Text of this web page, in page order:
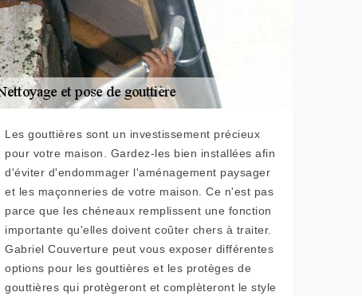
Les gouttières sont un investissement précieux
pour votre maison. Gardez-les bien installées afin
d'éviter d'endommager l'aménagement paysager
et les maçonneries de votre maison. Ce n'est pas
parce que les chéneaux remplissent une fonction
importante qu'elles doivent coûter chers à traiter.
Gabriel Couverture peut vous exposer différentes
options pour les gouttières et les protèges de
gouttières qui protègeront et complèteront le style